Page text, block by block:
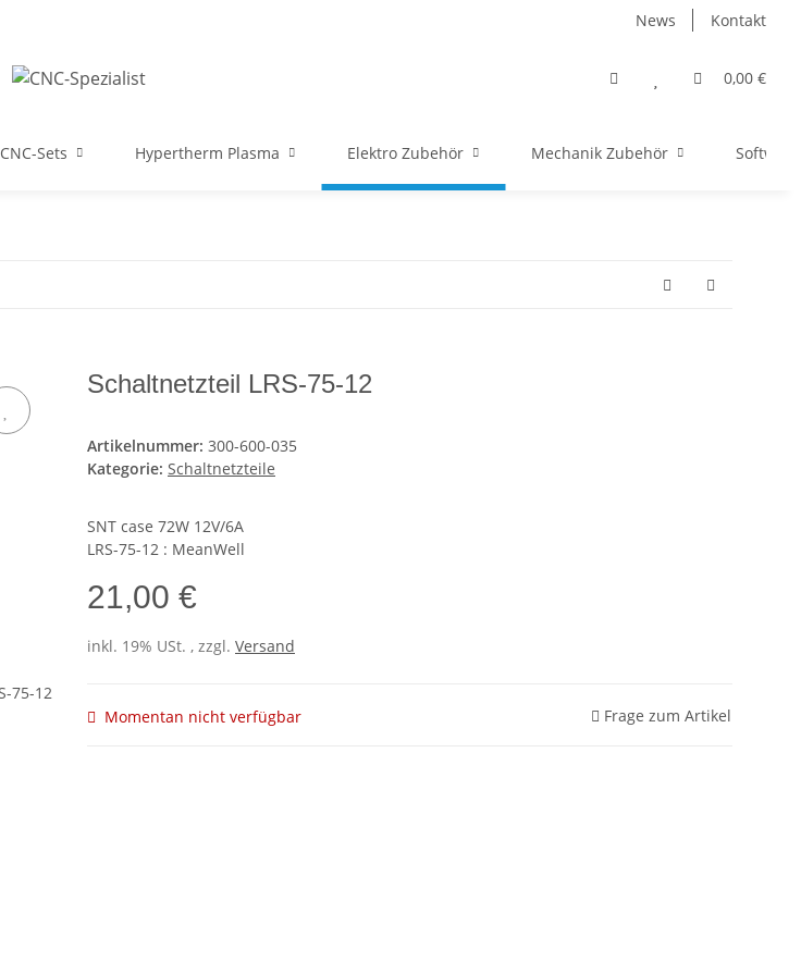
News Kontakt
0,00 €
CNC-Sets Hypertherm Plasma Elektro Zubehör Mechanik Zubehör Software
Schaltnetzteil LRS-75-12
Artikelnummer: 300-600-035
Kategorie: Schaltnetzteile
SNT case 72W 12V/6A
LRS-75-12 : MeanWell
21,00 €
inkl. 19% USt. , zzgl. Versand
Momentan nicht verfügbar Frage zum Artikel